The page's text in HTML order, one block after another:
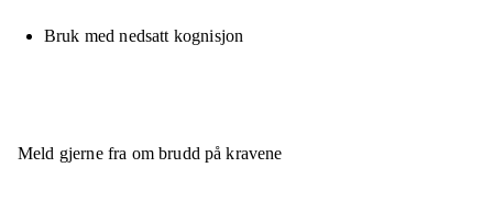
Bruk med nedsatt kognisjon
Meld gjerne fra om brudd på kravene